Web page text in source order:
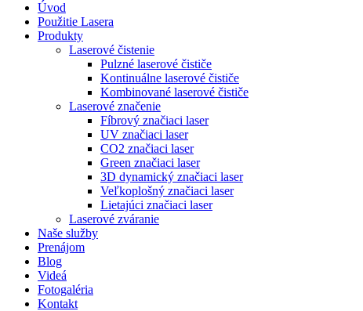
Úvod
Použitie Lasera
Produkty
Laserové čistenie
Pulzné laserové čističe
Kontinuálne laserové čističe
Kombinované laserové čističe
Laserové značenie
Fíbrový značiaci laser
UV značiaci laser
CO2 značiaci laser
Green značiaci laser
3D dynamický značiaci laser
Veľkoplošný značiaci laser
Lietajúci značiaci laser
Laserové zváranie
Naše služby
Prenájom
Blog
Videá
Fotogaléria
Kontakt